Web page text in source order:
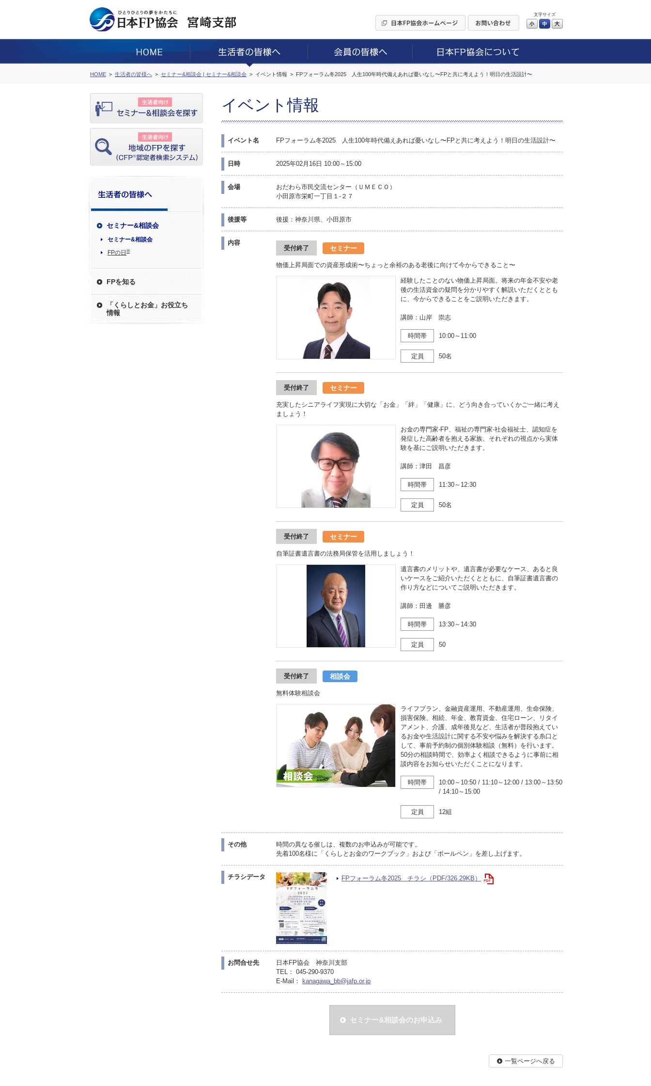
文字サイズ
小 中
HOME 生活者の皆様へ セミナー&相談会 | セミナー&相談会 イベント情報 FPフォーラム冬2025 人生100年時代備えあれば憂いなし〜FPと共に考えよう！明日の生活設計〜
セミナー&相談会
セミナー&相談会
FPの日 ®
FPを知る
「くらしとお金」お役立ち
情報
イベント情報
イベント名 FPフォーラム冬2025 人生100年時代備えあれば憂いなし〜FPと共に考えよう！明日の生活設計〜
日時 2025年02月16日 10:00～15:00
会場
おだわら市民交流センター（ＵＭＥＣＯ）
小田原市栄町一丁目１-２７
後援等 後援：神奈川県、小田原市
内容
受付終了 セミナー
物価上昇局面での資産形成術〜ちょっと余裕のある老後に向けて今からできること〜
経験したことのない物価上昇局面。将来の年金不安や老
後の生活資金の疑問を分かりやすく解説いただくととも
に、今からできることをご説明いただきます。
講師：山岸 崇志
時間帯 10:00～11:00
定員 50名
受付終了 セミナー
充実したシニアライフ実現に大切な「お金」「絆」「健康」に、どう向き合っていくかご一緒に考え
ましょう！
お金の専門家-FP、福祉の専門家-社会福祉士、認知症を
発症した高齢者を抱える家族、それぞれの視点から実体
験を基にご説明いただきます。
講師：津田 昌彦
時間帯 11:30～12:30
定員 50名
受付終了 セミナー
自筆証書遺言書の法務局保管を活用しましょう！
遺言書のメリットや、遺言書が必要なケース、あると良
いケースをご紹介いただくとともに、自筆証書遺言書の
作り方などについてご説明いただきます。
講師：田邊 勝彦
時間帯 13:30～14:30
定員 50
受付終了 相談会
無料体験相談会
ライフプラン、金融資産運用、不動産運用、生命保険、
損害保険、相続、年金、教育資金、住宅ローン、リタイ
アメント、介護、成年後見など、生活者が普段抱えてい
るお金や生活設計に関する不安や悩みを解決する糸口と
して、事前予約制の個別体験相談（無料）を行います。
50分の相談時間で、効率よく相談できるように事前に相
談内容をお知らせいただくことになります。
時間帯 10:00～10:50 / 11:10～12:00 / 13:00～13:50
/ 14:10～15:00
定員 12組
その他
時間の異なる催しは、複数のお申込みが可能です。
先着100名様に「くらしとお金のワークブック」および「ボールペン」を差し上げます。
チラシデータ FPフォーラム冬2025 チラシ（PDF/326.29KB）
お問合せ先
日本FP協会 神奈川支部
TEL： 045-290-9370
E-Mail：
kanagawa_bb@jafp.or.jp
セミナー&相談会のお申込み
一覧ページへ戻る